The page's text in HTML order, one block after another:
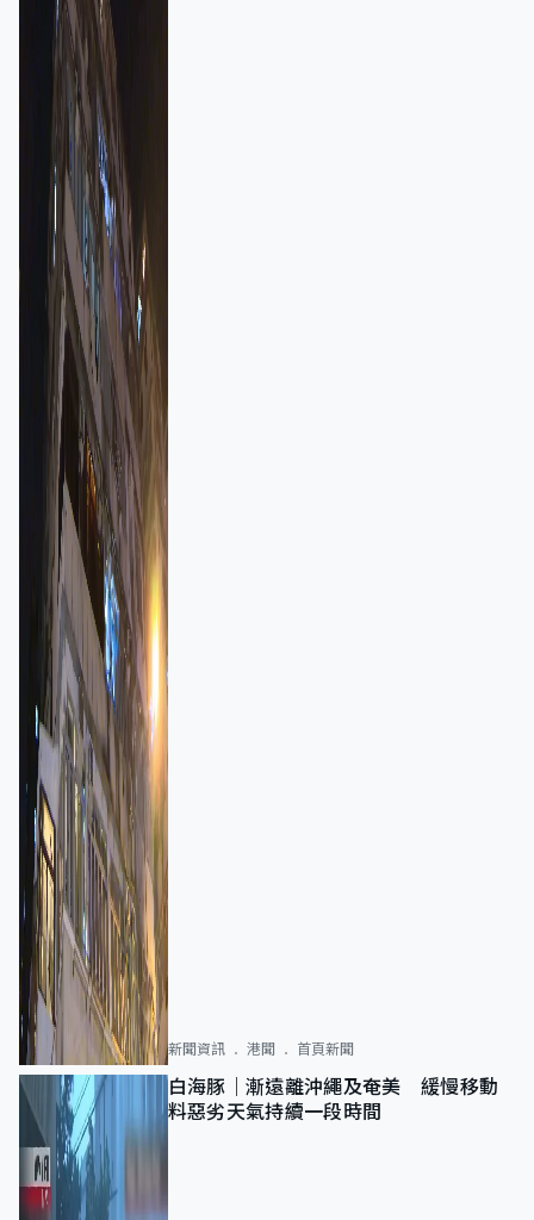
新聞資訊 港聞 首頁新聞
白海豚｜漸遠離沖繩及奄美 緩慢移動
料惡劣天氣持續一段時間